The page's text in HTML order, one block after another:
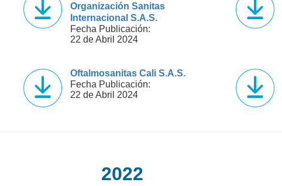
Organización Sanitas
Internacional S.A.S.
Fecha Publicación:
22 de Abril 2024
Oftalmosanitas Cali S.A.S.
Fecha Publicación:
22 de Abril 2024
2022